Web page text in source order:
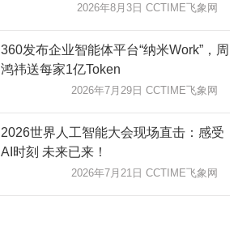
2026年8月3日 CCTIME飞象网
360发布企业智能体平台“纳米Work”，周
鸿祎送每家1亿Token
2026年7月29日 CCTIME飞象网
2026世界人工智能大会现场直击：感受
AI时刻 未来已来！
2026年7月21日 CCTIME飞象网